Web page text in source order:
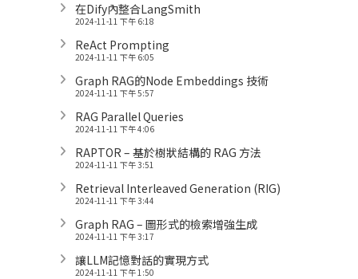
在Dify內整合LangSmith
2024-11-11 下午 6:18
ReAct Prompting
2024-11-11 下午 6:05
Graph RAG的Node Embeddings 技術
2024-11-11 下午 5:57
RAG Parallel Queries
2024-11-11 下午 4:06
RAPTOR – 基於樹狀結構的 RAG 方法
2024-11-11 下午 3:51
Retrieval Interleaved Generation (RIG)
2024-11-11 下午 3:44
Graph RAG – 圖形式的檢索增強生成
2024-11-11 下午 3:17
讓LLM記憶對話的實現方式
2024-11-11 下午 1:50